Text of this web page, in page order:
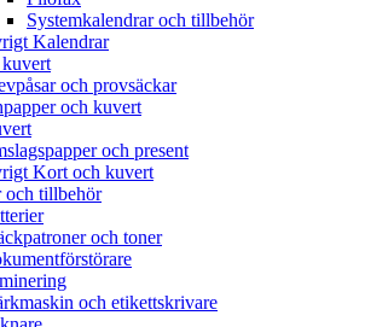
Systemkalendrar och tillbehör
Kalendrar
och provsäckar
och kuvert
och present
Kort och kuvert
och tillbehör
och toner
och etikettskrivare